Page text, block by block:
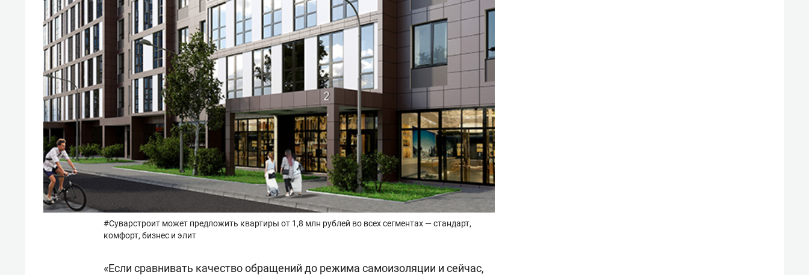
#Суварстроит может предложить квартиры от 1,8 млн рублей во всех сегментах — стандарт,
комфорт, бизнес и элит
«Если сравнивать качество обращений до режима самоизоляции и сейчас,